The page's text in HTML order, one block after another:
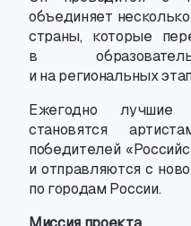
объединяет
страны,
которые
в
и на региональных
Ежегодно лучшие
становятся
победителей
и отправляются с
по городам России.